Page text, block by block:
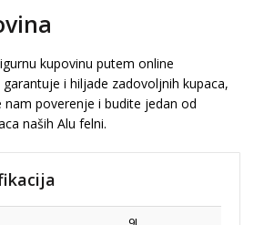
kupovinu putem online
i hiljade zadovoljnih kupaca,
nam poverenje i budite jedan od
naših Alu felni.